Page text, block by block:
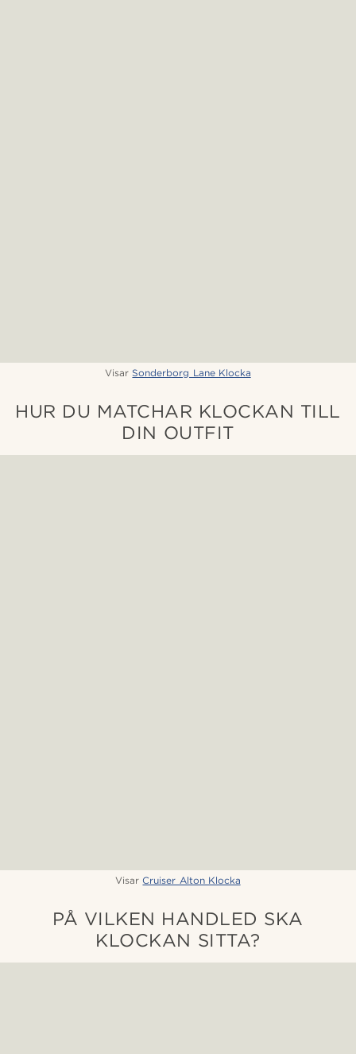
Visar Sonderborg Lane Klocka
HUR DU MATCHAR KLOCKAN TILL
DIN OUTFIT
Visar Cruiser Alton Klocka
PÅ VILKEN HANDLED SKA
KLOCKAN SITTA?